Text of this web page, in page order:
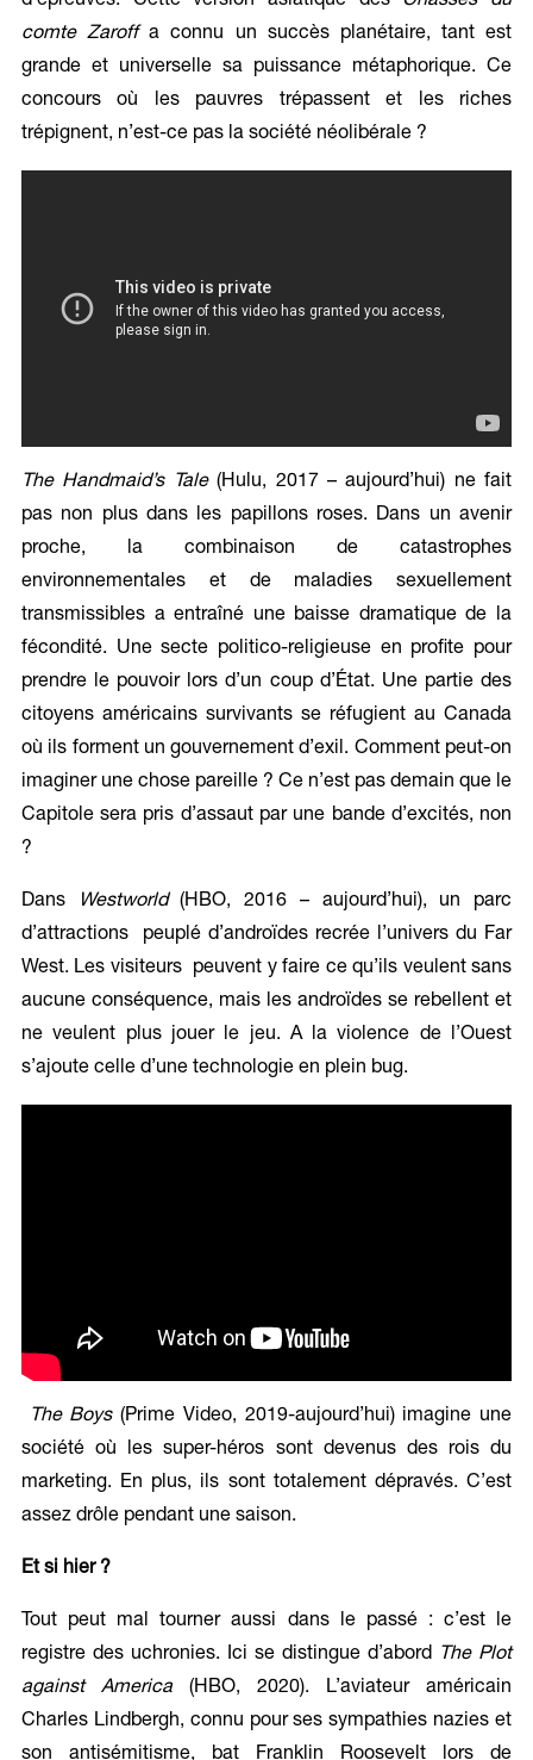
comte Zaroffa connu un succès planétaire, tant est
grande et universelle sa puissance métaphorique. Ce
concours où les pauvres trépassent et les riches
trépignent, n’est-ce pas la société néolibérale ?
The Handmaid’s Tale(Hulu, 2017 – aujourd’hui) ne fait
pas non plus dans les papillons roses. Dans un avenir
proche, la combinaison de catastrophes
environnementales et de maladies sexuellement
transmissibles a entraîné une baisse dramatique de la
fécondité. Une secte politico-religieuse en profite pour
prendre le pouvoir lors d’un coup d’État. Une partie des
citoyens américains survivants se réfugient au Canada
où ils forment un gouvernement d’exil. Comment peut-on
imaginer une chose pareille ? Ce n’est pas demain que le
Capitole sera pris d’assaut par une bande d’excités, non
?
Dans Westworld(HBO, 2016 – aujourd’hui), un parc
d’attractions peuplé d’androïdes recrée l’univers du Far
West. Les visiteurs peuvent y faire ce qu’ils veulent sans
aucune conséquence, mais les androïdes se rebellent et
ne veulent plus jouer le jeu. A la violence de l’Ouest
s’ajoute celle d’une technologie en plein bug.
The Boys(Prime Video, 2019-aujourd’hui) imagine une
société où les super-héros sont devenus des rois du
marketing. En plus, ils sont totalement dépravés. C’est
assez drôle pendant une saison.
Et si hier ?
Tout peut mal tourner aussi dans le passé : c’est le
registre des uchronies. Ici se distingue d’abord
The Plot
against America(HBO, 2020). L’aviateur américain
Charles Lindbergh, connu pour ses sympathies nazies et
son antisémitisme, bat Franklin Roosevelt lors de